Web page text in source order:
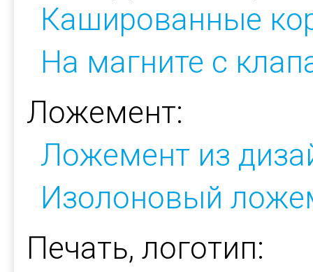
Кашированные
На магните с
Ложемент:
Ложемент из
Изолоновый
Печать, логотип: